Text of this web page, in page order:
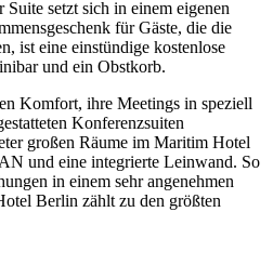
setzt sich in einem eigenen
für Gäste, die die
ist eine einstündige kostenlose
und ein Obstkorb.
Komfort, ihre Meetings in speziell
Konferenzsuiten
großen Räume im Maritim Hotel
und eine integrierte Leinwand. So
in einem sehr angenehmen
Berlin zählt zu den größten